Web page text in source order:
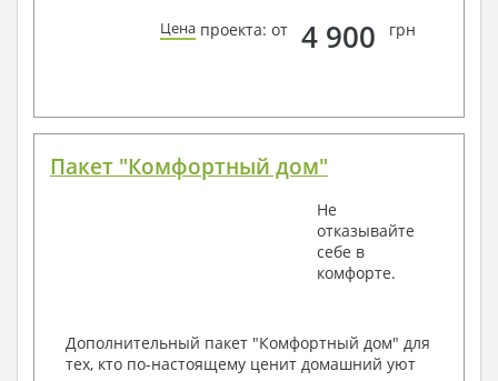
Цена проекта: от 4 900 грн
Пакет "Комфортный дом"
Не
отказывайте
себе в
комфорте.
Дополнительный пакет "Комфортный дом" для
тех, кто по-настоящему ценит домашний уют